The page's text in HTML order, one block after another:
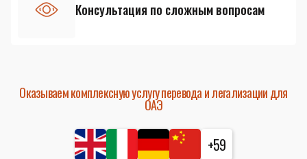
Консультация по сложным вопросам
Оказываем комплексную услугу перевода и легализации для
ОАЭ
+59